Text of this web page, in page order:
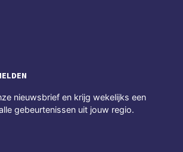
nieuwsbrief en krijg wekelijks een
gebeurtenissen uit jouw regio.